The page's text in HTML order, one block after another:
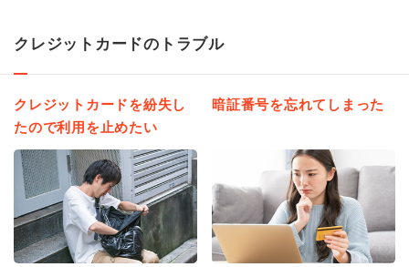
クレジットカードのトラブル
クレジットカードを紛失し
たので利用を止めたい
暗証番号を忘れてしまった